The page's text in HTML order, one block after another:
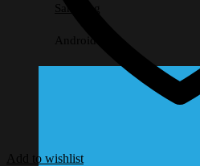
Samsung
Android อื่นๆ
Add to wishlist